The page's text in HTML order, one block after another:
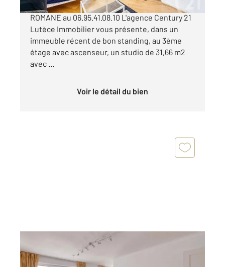
PARIS 13e - Quartier Croulebarbe. Contact: Léo
ROMANE au 06.95.41.08.10 L'agence Century 21
Lutèce Immobilier vous présente, dans un
immeuble récent de bon standing, au 3ème
étage avec ascenseur, un studio de 31,66 m2
avec ...
Voir le détail du bien
75 m , 3 pièces
Ref : 6630